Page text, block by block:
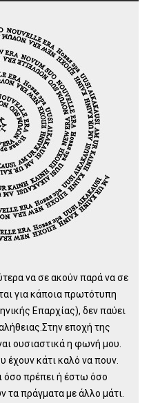
να σε ακούν παρά να σε
για κάποια πρωτότυπη
Επαρχίας), δεν παύει
εποχή της
ουσιαστικά η φωνή μου.
κάτι καλό να πουν.
όσο πρέπει ή έστω όσο
πράγματα με άλλο μάτι.